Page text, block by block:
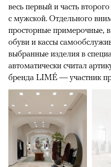
весь первый и часть
с мужской. Отдельного
просторные примерочные,
обуви и кассы
выбранные изделия в
автоматически считал
бренда LIMÉ — участник